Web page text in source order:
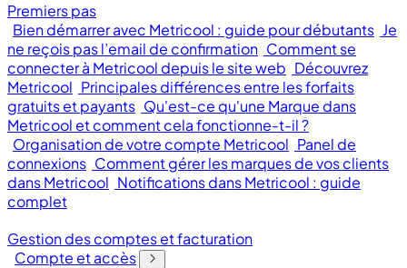
Premiers pas
Bien démarrer avec Metricool : guide pour débutants Je
ne reçois pas l’email de confirmation Comment se
connecter à Metricool depuis le site web Découvrez
Metricool Principales différences entre les forfaits
gratuits et payants Qu'est-ce qu'une Marque dans
Metricool et comment cela fonctionne-t-il ?
Organisation de votre compte Metricool Panel de
connexions Comment gérer les marques de vos clients
dans Metricool Notifications dans Metricool : guide
complet
Gestion des comptes et facturation
Compte et accès